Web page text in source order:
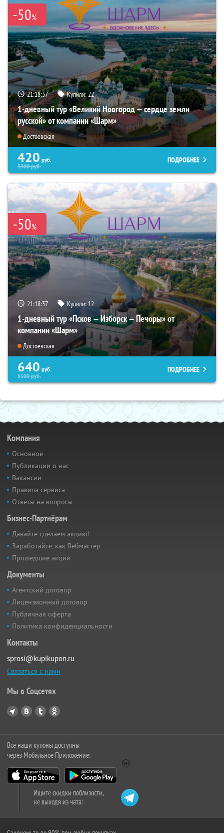
-50%
21:18:36 Купили:22
1-дневный тур «Великий Новгород — сердце земли
русской» от компании «Шарм»
Достоевская
420 руб.
3300руб.
ПОДРОБНЕЕ
-50%
21:18:36 Купили:12
1-дневный тур «Псков — Изборск — Печоры» от
компании «Шарм»
Достоевская
640 руб.
5100руб.
ПОДРОБНЕЕ
Компания
Основное
Публикации о нас
Вакансии
Правила сервиса
Ответы на вопросы
Бизнес-Партнёрам
Давайте сделаем акцию!
Заработайте, как Вебмастер
Прошедшие акции
Документы
Агентский договор
Лицензионный договор
Публичная оферта
Политика конфиденциальности
Контакты
sprosi@kupikupon.ru
Связаться с нами
Мы в Соцсетях
Все наши купоны доступны
через Мобильное Приложение:
Ищите скидки поблизости,
не выходя из чата: